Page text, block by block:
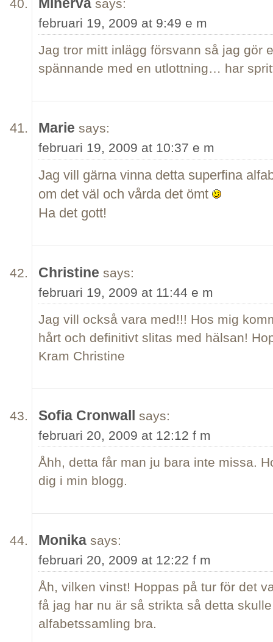
Minerva says:
februari 19, 2009 at 9:49 e m
Jag tror mitt inlägg försvann så jag gör
spännande med en utlottning… har
Marie says:
februari 19, 2009 at 10:37 e m
Jag vill gärna vinna detta superfina
om det väl och vårda det ömt
Ha det gott!
Christine says:
februari 19, 2009 at 11:44 e m
Jag vill också vara med!!! Hos mig
hårt och definitivt slitas med hälsan!
Kram Christine
Sofia Cronwall
says:
februari 20, 2009 at 12:12 f m
Åhh, detta får man ju bara inte missa.
dig i min blogg.
Monika says:
februari 20, 2009 at 12:22 f m
Åh, vilken vinst! Hoppas på tur för det
få jag har nu är så strikta så detta
alfabetssamling bra.